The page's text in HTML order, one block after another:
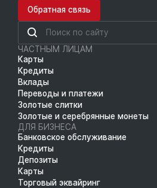
Обратная связь
ЧАСТНЫМ ЛИЦАМ
Карты
Кредиты
Вклады
Переводы и платежи
Золотые слитки
Золотые и серебрянные монеты
ДЛЯ БИЗНЕСА
Банковское обслуживание
Кредиты
Депозиты
Карты
Торговый эквайринг